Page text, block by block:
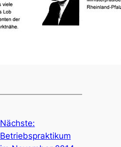
Nächste:
Betriebspraktikum